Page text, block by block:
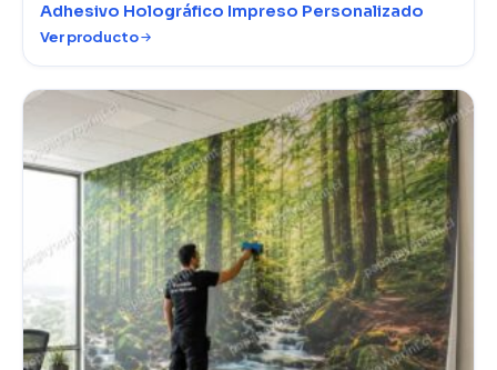
Adhesivo Holográfico Impreso Personalizado
Ver producto